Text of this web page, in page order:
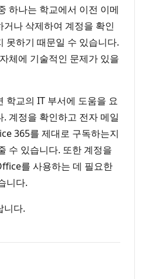
하나는 학교에서 이전 이메
나 삭제하여 계정을 확인
못하기 때문일 수 있습니다.
체에 기술적인 문제가 있을
학교의 IT 부서에 도움을 요
계정을 확인하고 전자 메일
365를 제대로 구독하는지
수 있습니다. 또한 계정을
를 사용하는 데 필요한
니다.
니다.